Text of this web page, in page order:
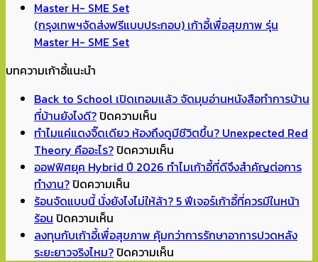
(กรุงเทพฯจัดส่งฟรีแบบประกอบ) เก้าอี้เพื่อสุขภาพ รุ่น
Master H- SME Set
บทความเก้าอี้แนะนำ
Back to School เปิดเทอมแล้ว จัดมุมอ่านหนังสือทำการบ้าน
ที่บ้านยังไงดี?ปิดความเห็น
Back
to
School
เทอม
จัด
มุม
ทำไมแค่แดงจิ๊ดเดียว ห้องถึงดูมีชีวิตขึ้น? Unexpected Red
Theory คืออะไร?ปิดความเห็น
ทำไม
แดง
เดียว
ออฟฟิศยุค Hybrid ปี 2026 ทำไมเก้าอี้ที่ดีจึงสำคัญต่อการ
ทำงาน?ปิดความเห็น
ออฟฟิศ
Hybrid
ปี
ร้อนจัดแบบนี้ นั่งยังไงไม่ให้ล้า? 5 ฟีเจอร์เก้าอี้ที่ควรมีในหน้า
ร้อน ปิดความเห็น
ร้อน
จัด
ลงทุนกับเก้าอี้เพื่อสุขภาพ คุ้มกว่าการรักษาอาการปวดหลัง
ระยะยาวจริงไหม?ปิดความเห็น